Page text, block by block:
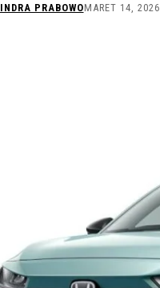
INDRA PRABOWOMARET 14, 2026